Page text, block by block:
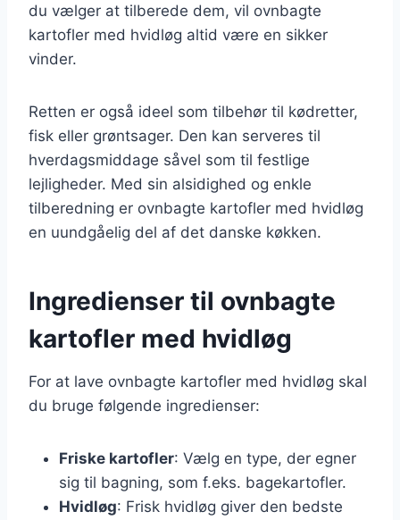
du vælger at tilberede dem, vil ovnbagte
kartofler med hvidløg altid være en sikker
vinder.
Retten er også ideel som tilbehør til kødretter,
fisk eller grøntsager. Den kan serveres til
hverdagsmiddage såvel som til festlige
lejligheder. Med sin alsidighed og enkle
tilberedning er ovnbagte kartofler med hvidløg
en uundgåelig del af det danske køkken.
Ingredienser til ovnbagte
kartofler med hvidløg
For at lave ovnbagte kartofler med hvidløg skal
du bruge følgende ingredienser:
Friske kartofler: Vælg en type, der egner
sig til bagning, som f.eks. bagekartofler.
Hvidløg: Frisk hvidløg giver den bedste